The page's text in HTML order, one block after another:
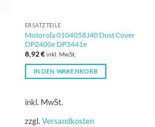
ERSATZTEILE
Motorola 0104058J40 Dust Cover
DP2400e DP3441e
8,92€inkl. MwSt.
IN DEN WARENKORB
inkl. MwSt.
zzgl. Versandkosten